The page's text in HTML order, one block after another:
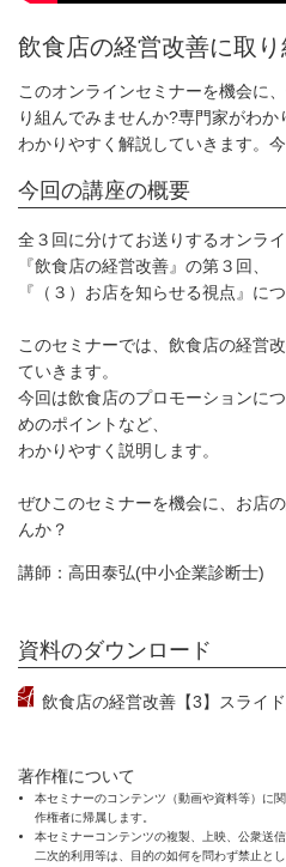
飲食店の経営改善に取
このオンラインセミナーを機会に
り組んでみませんか?専門家がわ
わかりやすく解説していきます。
今回の講座の概要
全３回に分けてお送りするオンラ
『飲食店の経営改善』の第３回、
『（３）お店を知らせる視点』に
このセミナーでは、飲食店の経営
ていきます。
今回は飲食店のプロモーションに
めのポイントなど、
わかりやすく説明します。
ぜひこのセミナーを機会に、お店
んか？
講師：高田泰弘(中小企業診断士)
資料のダウンロード
飲食店の経営改善【3】スライ
著作権について
本セミナーのコンテンツ（動画や資料等）に
作権者に帰属します。
本セミナーコンテンツの複製、上映、公衆送
二次的利用等は、目的の如何を問わず禁止とし